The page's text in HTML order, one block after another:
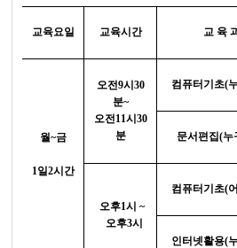
교육요일 교육시간 교 육
월~금
1일2시간
오전9시30
분~
오전11시30
분
컴퓨터기초(
문서편집(누
오후1시 ~
오후3시
컴퓨터기초(
인터넷활용(